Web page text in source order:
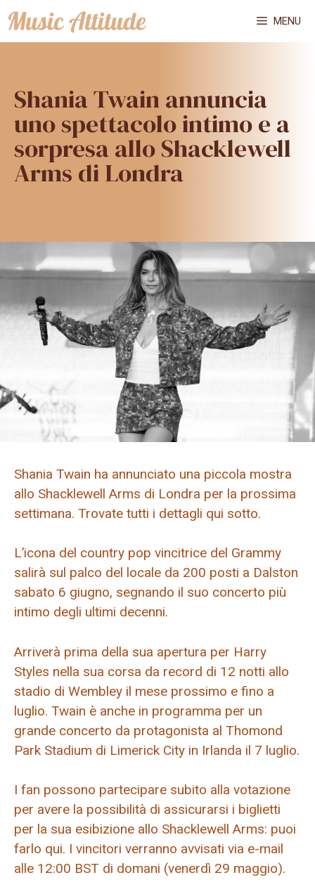
Vai
al
MENU
Shania Twain annuncia
uno spettacolo intimo e a
sorpresa allo Shacklewell
Arms di Londra
Shania Twain ha annunciato una piccola mostra
allo Shacklewell Arms di Londra per la prossima
settimana. Trovate tutti i dettagli qui sotto.
L’icona del country pop vincitrice del Grammy
salirà sul palco del locale da 200 posti a Dalston
sabato 6 giugno, segnando il suo concerto più
intimo degli ultimi decenni.
Arriverà prima della sua apertura per Harry
Styles nella sua corsa da record di 12 notti allo
stadio di Wembley il mese prossimo e fino a
luglio. Twain è anche in programma per un
grande concerto da protagonista al Thomond
Park Stadium di Limerick City in Irlanda il 7 luglio.
I fan possono partecipare subito alla votazione
per avere la possibilità di assicurarsi i biglietti
per la sua esibizione allo Shacklewell Arms: puoi
farlo qui. I vincitori verranno avvisati via e-mail
alle 12:00 BST di domani (venerdì 29 maggio).